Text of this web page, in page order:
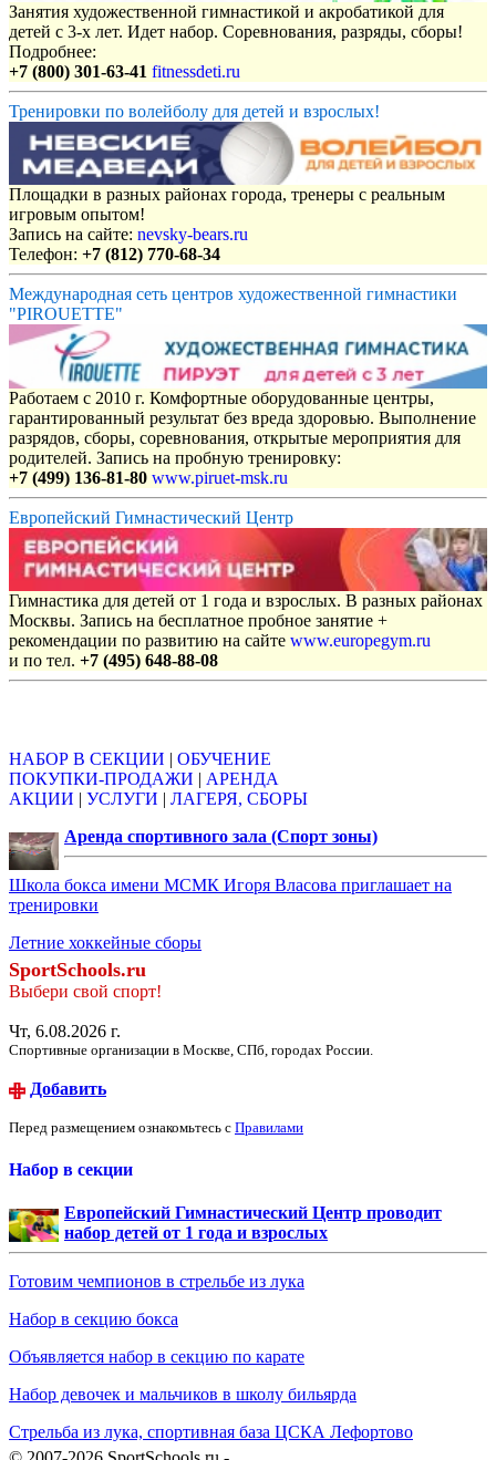
Занятия художественной гимнастикой и акробатикой для
детей с 3-х лет. Идет набор. Соревнования, разряды, сборы!
Подробнее:
+7 (800) 301-63-41 fitnessdeti.ru
Тренировки по волейболу для детей и взрослых!
Площадки в разных районах города, тренеры с реальным
игровым опытом!
Запись на сайте: nevsky-bears.ru
Телефон: +7 (812) 770-68-34
Международная сеть центров художественной гимнастики
"PIROUETTE"
Работаем с 2010 г. Комфортные оборудованные центры,
гарантированный результат без вреда здоровью. Выполнение
разрядов, сборы, соревнования, открытые мероприятия для
родителей. Запись на пробную тренировку:
+7 (499) 136-81-80 www.piruet-msk.ru
Европейский Гимнастический Центр
Гимнастика для детей от 1 года и взрослых. В разных районах
Москвы. Запись на бесплатное пробное занятие +
рекомендации по развитию на сайте www.europegym.ru
и по тел. +7 (495) 648-88-08
НАБОР В СЕКЦИИ | ОБУЧЕНИЕ
ПОКУПКИ-ПРОДАЖИ | АРЕНДА
АКЦИИ | УСЛУГИ | ЛАГЕРЯ, СБОРЫ
Аренда спортивного зала (Спорт зоны)
Школа бокса имени МСМК Игоря Власова приглашает на
тренировки
Летние хоккейные сборы
SportSchools.ru
Выбери свой спорт!
Чт, 6.08.2026 г.
Спортивные организации в Москве, СПб, городах России.
Добавить
Перед размещением ознакомьтесь с Правилами
Набор в секции
Европейский Гимнастический Центр проводит
набор детей от 1 года и взрослых
Готовим чемпионов в стрельбе из лука
Набор в секцию бокса
Объявляется набор в секцию по карате
Набор девочек и мальчиков в школу бильярда
Стрельба из лука, спортивная база ЦСКА Лефортово